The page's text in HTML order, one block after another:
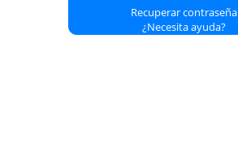
Recuperar contraseña
¿Necesita ayuda?